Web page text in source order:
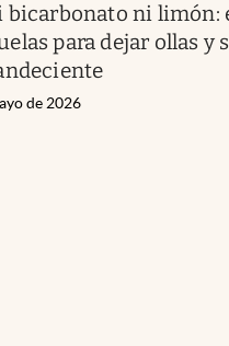
bicarbonato ni limón:
para dejar ollas y
de 2026